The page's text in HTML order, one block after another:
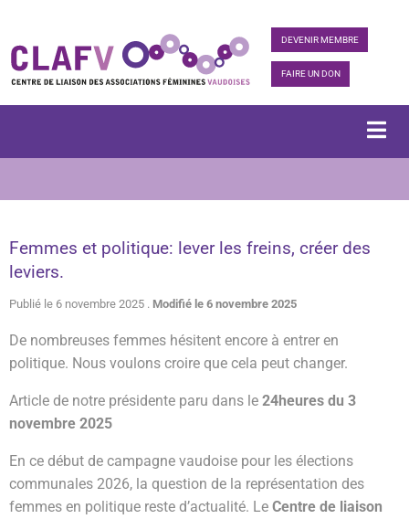
DEVENIR MEMBRE
FAIRE UN DON
Femmes et politique: lever les freins, créer des
leviers.
Publié le 6 novembre 2025 . Modifié le 6 novembre 2025
De nombreuses femmes hésitent encore à entrer en
politique. Nous voulons croire que cela peut changer.
Article de notre présidente paru dans le 24heures du 3
novembre 2025
En ce début de campagne vaudoise pour les élections
communales 2026, la question de la représentation des
femmes en politique reste d’actualité. Le Centre de liaison